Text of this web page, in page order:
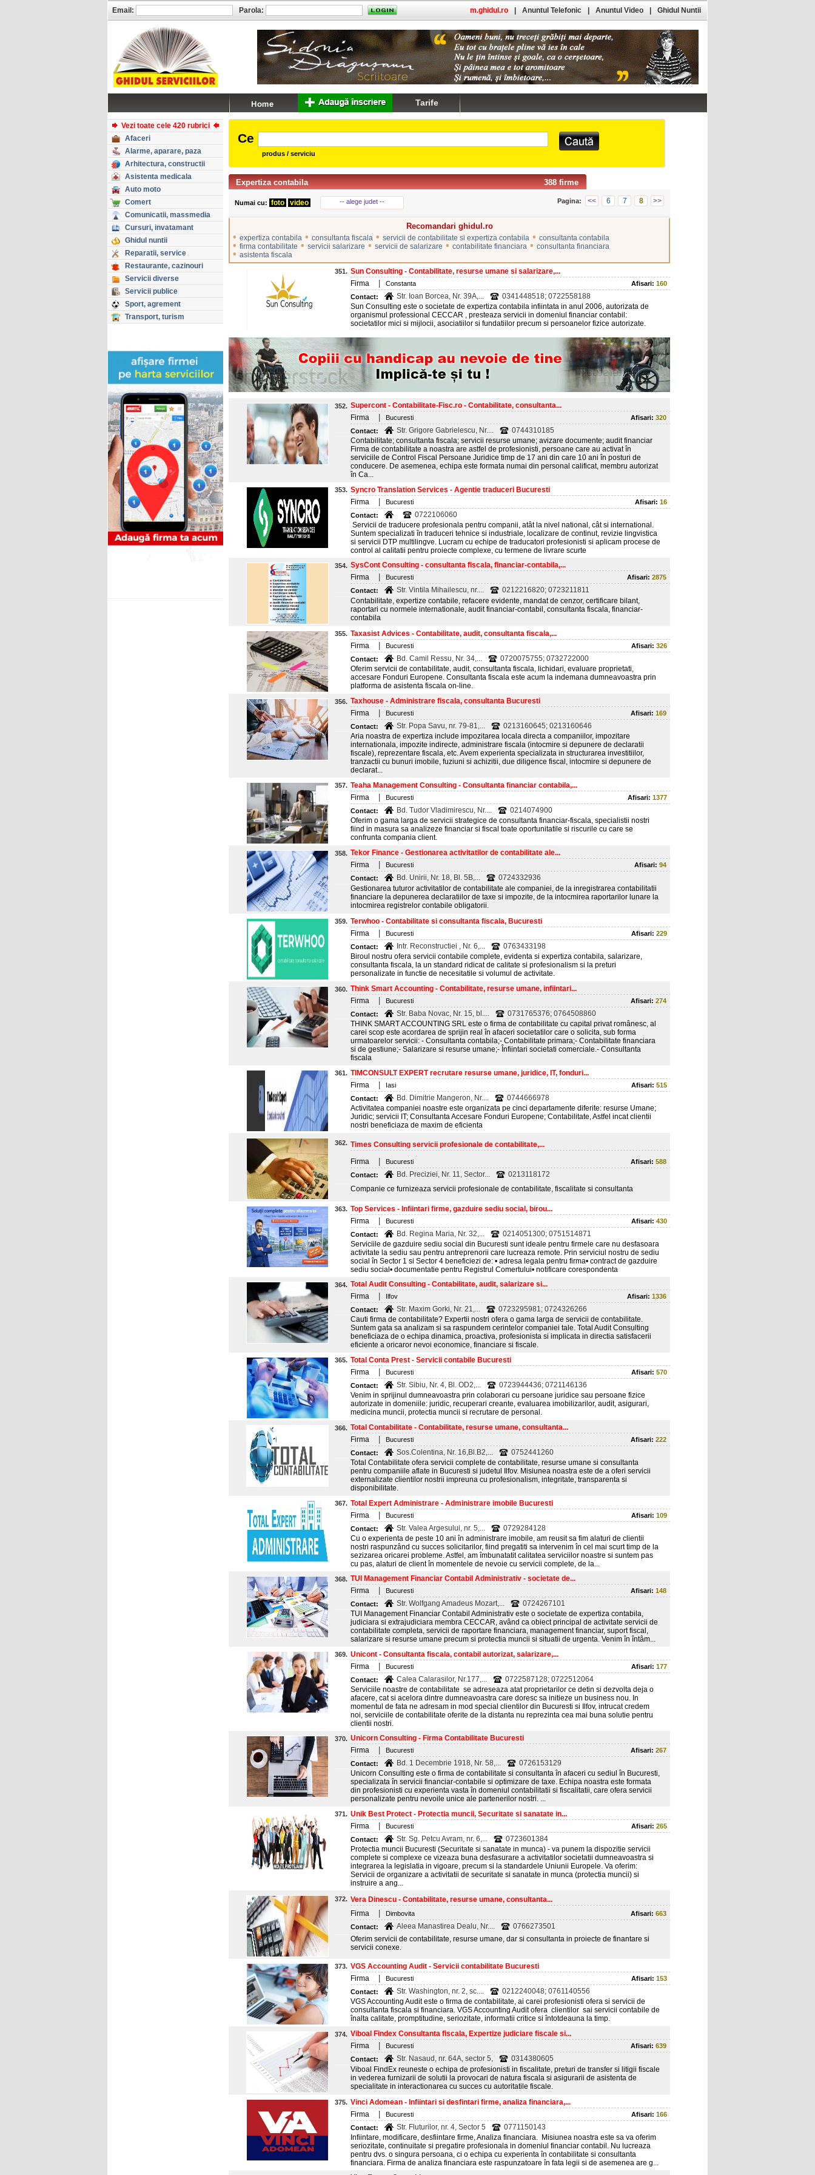
Vezi toate cele 420 rubrici
Afaceri
Alarme, aparare, paza
Arhitectura, constructii
Asistenta medicala
Auto moto
Comert
Comunicatii, massmedia
Cursuri, invatamant
Ghidul nuntii
Reparatii, service
Restaurante, cazinouri
Servicii diverse
Servicii publice
Sport, agrement
Transport, turism
Ce
produs / serviciu
388 firme
Expertiza contabila
Numai cu: foto video -- alege judet -- Pagina: << 6 7 8 >>
Recomandari ghidul.ro
• expertiza contabila • consultanta fiscala • servicii de contabilitate si expertiza contabila • consultanta contabila
• firma contabilitate • servicii salarizare • servicii de salarizare • contabilitate financiara • consultanta financiara
• asistenta fiscala
351. Sun Consulting - Contabilitate, resurse umane si salarizare,...
Firma
Constanta Afisari: 160
Contact:
Str. Ioan Borcea, Nr. 39A,...
0341448518; 0722558188
Sun Consulting este o societate de expertiza contabila infiintata in anul 2006, autorizata de
organismul professional CECCAR , presteaza servicii in domeniul financiar contabil:
societatilor mici si mijlocii, asociatiilor si fundatiilor precum si persoanelor fizice autorizate.
352. Supercont - Contabilitate-Fisc.ro - Contabilitate, consultanta...
Firma
Bucuresti Afisari: 320
Contact:
Str. Grigore Gabrielescu, Nr....
0744310185
Contabilitate; consultanta fiscala; servicii resurse umane; avizare documente; audit financiar
Firma de contabilitate a noastra are astfel de profesionisti, persoane care au activat în
serviciile de Control Fiscal Persoane Juridice timp de 17 ani din care 10 ani în posturi de
conducere. De asemenea, echipa este formata numai din personal calificat, membru autorizat
în Ca...
353. Syncro Translation Services - Agentie traduceri Bucuresti
Firma
Bucuresti Afisari: 16
Contact:
0722106060
Servicii de traducere profesionala pentru companii, atât la nivel national, cât si international.
Suntem specializati în traduceri tehnice si industriale, localizare de continut, revizie lingvistica
si servicii DTP multilingve. Lucram cu echipe de traducatori profesionisti si aplicam procese de
control al calitatii pentru proiecte complexe, cu termene de livrare scurte
354. SysCont Consulting - consultanta fiscala, financiar-contabila,...
Firma
Bucuresti Afisari: 2875
Contact:
Str. Vintila Mihailescu, nr....
0212216820; 0723211811
Contabilitate, expertize contabile, refacere evidente, mandat de cenzor, certificare bilant,
raportari cu normele internationale, audit financiar-contabil, consultanta fiscala, financiar-
contabila
355. Taxasist Advices - Contabilitate, audit, consultanta fiscala,...
Firma
Bucuresti Afisari: 326
Contact:
Bd. Camil Ressu, Nr. 34,...
0720075755; 0732722000
Oferim servicii de contabilitate, audit, consultanta fiscala, lichidari, evaluare proprietati,
accesare Fonduri Europene. Consultanta fiscala este acum la indemana dumneavoastra prin
platforma de asistenta fiscala on-line.
356. Taxhouse - Administrare fiscala, consultanta Bucuresti
Firma
Bucuresti Afisari: 169
Contact:
Str. Popa Savu, nr. 79-81,...
0213160645; 0213160646
Aria noastra de expertiza include impozitarea locala directa a companiilor, impozitare
internationala, impozite indirecte, administrare fiscala (intocmire si depunere de declaratii
fiscale), reprezentare fiscala, etc. Avem experienta specializata in structurarea investitiilor,
tranzactii cu bunuri imobile, fuziuni si achizitii, due diligence fiscal, intocmire si depunere de
declarat...
357. Teaha Management Consulting - Consultanta financiar contabila,...
Firma
Bucuresti Afisari: 1377
Contact:
Bd. Tudor Vladimirescu, Nr....
0214074900
Oferim o gama larga de servicii strategice de consultanta financiar-fiscala, specialistii nostri
fiind in masura sa analizeze financiar si fiscal toate oportunitatile si riscurile cu care se
confrunta compania client.
358. Tekor Finance - Gestionarea activitatilor de contabilitate ale...
Firma
Bucuresti Afisari: 94
Contact:
Bd. Unirii, Nr. 18, Bl. 5B,...
0724332936
Gestionarea tuturor activitatilor de contabilitate ale companiei, de la inregistrarea contabilitatii
financiare la depunerea declaratiilor de taxe si impozite, de la intocmirea raportarilor lunare la
intocmirea registrelor contabile obligatorii.
359. Terwhoo - Contabilitate si consultanta fiscala, Bucuresti
Firma
Bucuresti Afisari: 229
Contact:
Intr. Reconstructiei , Nr. 6,...
0763433198
Biroul nostru ofera servicii contabile complete, evidenta si expertiza contabila, salarizare,
consultanta fiscala, la un standard ridicat de calitate si profesionalism si la preturi
personalizate in functie de necesitatile si volumul de activitate.
360. Think Smart Accounting - Contabilitate, resurse umane, infiintari...
Firma
Bucuresti Afisari: 274
Contact:
Str. Baba Novac, Nr. 15, bl....
0731765376; 0764508860
THINK SMART ACCOUNTING SRL este o firma de contabilitate cu capital privat românesc, al
carei scop este acordarea de sprijin real în afaceri societatilor care o solicita, sub forma
urmatoarelor servicii: - Consultanta contabila;- Contabilitate primara;- Contabilitate financiara
si de gestiune;- Salarizare si resurse umane;- Înfiintari societati comerciale.- Consultanta
fiscala
361. TIMCONSULT EXPERT recrutare resurse umane, juridice, IT, fonduri...
Firma
Iasi Afisari: 515
Contact:
Bd. Dimitrie Mangeron, Nr....
0744666978
Activitatea companiei noastre este organizata pe cinci departamente diferite: resurse Umane;
Juridic; servicii IT; Consultanta Accesare Fonduri Europene; Contabilitate, Astfel incat clientii
nostri beneficiaza de maxim de eficienta
362. Times Consulting servicii profesionale de contabilitate,...
Firma
Bucuresti Afisari: 588
Contact:
Bd. Preciziei, Nr. 11, Sector...
0213118172
Companie ce furnizeaza servicii profesionale de contabilitate, fiscalitate si consultanta
363. Top Services - Infiintari firme, gazduire sediu social, birou...
Firma
Bucuresti Afisari: 430
Contact:
Bd. Regina Maria, Nr. 32,...
0214051300; 0751514871
Serviciile de gazduire sediu social din Bucuresti sunt ideale pentru firmele care nu desfasoara
activitate la sediu sau pentru antreprenorii care lucreaza remote. Prin serviciul nostru de sediu
social în Sector 1 si Sector 4 beneficiezi de: • adresa legala pentru firma• contract de gazduire
sediu social• documentatie pentru Registrul Comertului• notificare corespondenta
364. Total Audit Consulting - Contabilitate, audit, salarizare si...
Firma
Ilfov Afisari: 1336
Contact:
Str. Maxim Gorki, Nr. 21,...
0723295981; 0724326266
Cauti firma de contabilitate? Expertii nostri ofera o gama larga de servicii de contabilitate.
Suntem gata sa analizam si sa raspundem cerintelor companiei tale. Total Audit Consulting
beneficiaza de o echipa dinamica, proactiva, profesionista si implicata in directia satisfacerii
eficiente a oricaror nevoi economice, financiare si fiscale.
365. Total Conta Prest - Servicii contabile Bucuresti
Firma
Bucuresti Afisari: 570
Contact:
Str. Sibiu, Nr. 4, Bl. OD2,...
0723944436; 0721146136
Venim in sprijinul dumneavoastra prin colaborari cu persoane juridice sau persoane fizice
autorizate in domeniile: juridic, recuperari creante, evaluarea imobilizarilor, audit, asigurari,
medicina muncii, protectia muncii si recrutare de personal.
366. Total Contabilitate - Contabilitate, resurse umane, consultanta...
Firma
Bucuresti Afisari: 222
Contact:
Sos.Colentina, Nr. 16,Bl.B2,...
0752441260
Total Contabilitate ofera servicii complete de contabilitate, resurse umane si consultanta
pentru companiile aflate in Bucuresti si judetul Ilfov. Misiunea noastra este de a oferi servicii
externalizate clientilor nostrii impreuna cu profesionalism, integritate, transparenta si
disponibilitate.
367. Total Expert Administrare - Administrare imobile Bucuresti
Firma
Bucuresti Afisari: 109
Contact:
Str. Valea Argesului, nr. 5,...
0729284128
Cu o experienta de peste 10 ani în administrare imobile, am reusit sa fim alaturi de clientii
nostri raspunzând cu succes solicitarilor, fiind pregatiti sa intervenim în cel mai scurt timp de la
sezizarea oricarei probleme. Astfel, am îmbunatatit calitatea serviciilor noastre si suntem pas
cu pas, alaturi de client în momentele de nevoie cu servicii complete, de la...
368. TUI Management Financiar Contabil Administrativ - societate de...
Firma
Bucuresti Afisari: 148
Contact:
Str. Wolfgang Amadeus Mozart,...
0724267101
TUI Management Financiar Contabil Administrativ este o societate de expertiza contabila,
judiciara si extrajudiciara membra CECCAR, având ca obiect principal de activitate servicii de
contabilitate completa, servicii de raportare financiara, management financiar, suport fiscal,
salarizare si resurse umane precum si protectia muncii si situatii de urgenta. Venim în întâm...
369. Unicont - Consultanta fiscala, contabil autorizat, salarizare,...
Firma
Bucuresti Afisari: 177
Contact:
Calea Calarasilor, Nr.177,...
0722587128; 0722512064
Serviciile noastre de contabilitate se adreseaza atat proprietarilor ce detin si dezvolta deja o
afacere, cat si acelora dintre dumneavoastra care doresc sa initieze un business nou. In
momentul de fata ne adresam in mod special clientilor din Bucuresti si Ilfov, intrucat credem
noi, serviciile de contabilitate oferite de la distanta nu reprezinta cea mai buna solutie pentru
clientii nostri.
370. Unicorn Consulting - Firma Contabilitate Bucuresti
Firma
Bucuresti Afisari: 267
Contact:
Bd. 1 Decembrie 1918, Nr. 58,...
0726153129
Unicorn Consulting este o firma de contabilitate si consultanta în afaceri cu sediul în Bucuresti,
specializata în servicii financiar-contabile si optimizare de taxe. Echipa noastra este formata
din profesionisti cu experienta vasta în domeniul contabilitatii si fiscalitatii, care ofera servicii
personalizate pentru nevoile unice ale partenerilor nostri. ...
371. Unik Best Protect - Protectia muncii, Securitate si sanatate in...
Firma
Bucuresti Afisari: 265
Contact:
Str. Sg. Petcu Avram, nr. 6,...
0723601384
Protectia muncii Bucuresti (Securitate si sanatate in munca) - va punem la dispozitie servicii
complete si complexe ce vizeaza buna desfasurare a activitatilor societatii dumneavoastra si
integrarea la legislatia in vigoare, precum si la standardele Uniunii Europele. Va oferim:
Servicii de organizare a activitatii de securitate si sanatate in munca (protectia muncii) si
instruire a ang...
372. Vera Dinescu - Contabilitate, resurse umane, consultanta...
Firma
Dimbovita Afisari: 663
Contact:
Aleea Manastirea Dealu, Nr....
0766273501
Oferim servicii de contabilitate, resurse umane, dar si consultanta in proiecte de finantare si
servicii conexe.
373. VGS Accounting Audit - Servicii contabilitate Bucuresti
Firma
Bucuresti Afisari: 153
Contact:
Str. Washington, nr. 2, sc....
0212240048; 0761140556
VGS Accounting Audit este o firma de contabilitate, ai carei profesionisti ofera si servicii de
consultanta fiscala si financiara. VGS Accounting Audit ofera clientilor sai servicii contabile de
înalta calitate, promptitudine, seriozitate, informatii critice si întotdeauna la timp.
374. Viboal Findex Consultanta fiscala, Expertize judiciare fiscale si...
Firma
Bucuresti Afisari: 639
Contact:
Str. Nasaud, nr. 64A, sector 5,
0314380605
Viboal FindEx reuneste o echipa de profesionisti in fiscalitate, preturi de transfer si litigii fiscale
in vederea furnizarii de solutii la provocari de natura fiscala si asigurarii de asistenta de
specialitate in interactionarea cu succes cu autoritatile fiscale.
375. Vinci Adomean - Infiintari si desfintari firme, analiza financiara,...
Firma
Bucuresti Afisari: 166
Contact:
Str. Fluturilor, nr. 4, Sector 5
0771150143
Infiintare, modificare, desfiintare firme, Analiza financiara. Misiunea noastra este sa va oferim
seriozitate, continuitate si pregatire profesionala in domeniul financiar contabil. Nu lucreaza
pentru dvs. o singura persoana, ci o echipa cu experienta în contabilitate si consultanta
financiara. Firma de analiza financiara este raspunzatoare în fata legii si de asemenea are g...
Email: Parola: m.ghidul.ro Anuntul Telefonic Anuntul Video Ghidul Nuntii
Tarife